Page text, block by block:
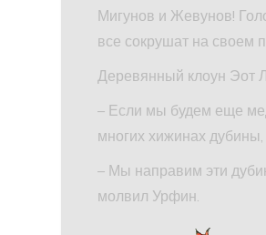
Мигунов и Жевунов!
все сокрушат на своем
Деревянный клоун Эот
– Если мы будем еще
многих хижинах
– Мы направим эти
молвил Урфин.